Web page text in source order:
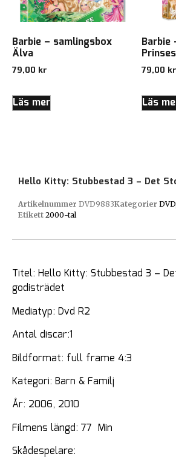
Hello Kitty: Stubbestad 3 – Det
Artikelnummer DVD9883Kategorier DVD
Etikett 2000-tal
Titel: Hello Kitty: Stubbestad 3 –
godisträdet
Mediatyp: Dvd R2
Antal discar:1
Bildformat: full frame 4:3
Kategori: Barn & Familj
År: 2006, 2010
Filmens längd: 77 Min
Skådespelare:
Barbie – samlingsbox
Älva
79,00 kr
Läs mer
Barbie
79,00 kr
Läs